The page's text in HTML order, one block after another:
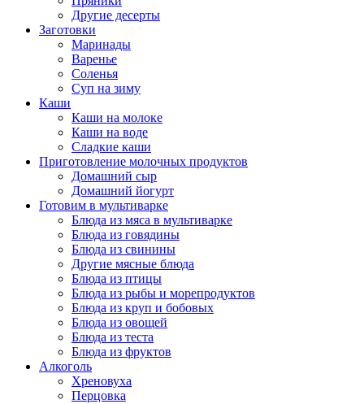
Другие десерты
Заготовки
Маринады
Варенье
Соленья
Суп на зиму
Каши
Каши на молоке
Каши на воде
Сладкие каши
Приготовление молочных продуктов
Домашний сыр
Домашний йогурт
Готовим в мультиварке
Блюда из мяса в мультиварке
Блюда из говядины
Блюда из свинины
Другие мясные блюда
Блюда из птицы
Блюда из рыбы и морепродуктов
Блюда из круп и бобовых
Блюда из овощей
Блюда из теста
Блюда из фруктов
Алкоголь
Хреновуха
Перцовка